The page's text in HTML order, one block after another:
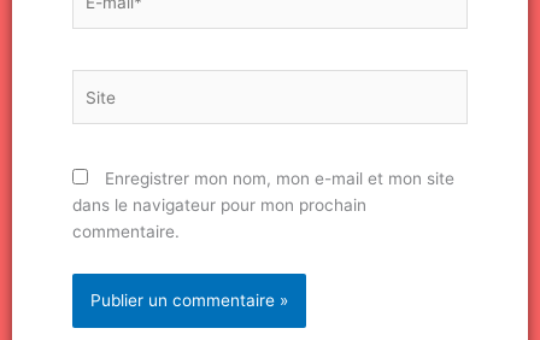
mail*
Enregistrer mon nom, mon e-mail et mon site
dans le navigateur pour mon prochain
commentaire.